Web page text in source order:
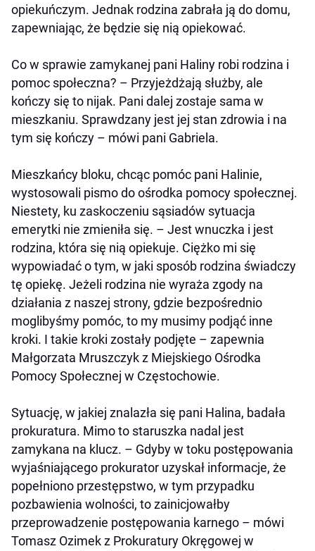
opiekuńczym. Jednak rodzina zabrała ją do domu,
zapewniając, że będzie się nią opiekować.
Co w sprawie zamykanej pani Haliny robi rodzina i
pomoc społeczna? – Przyjeżdżają służby, ale
kończy się to nijak. Pani dalej zostaje sama w
mieszkaniu. Sprawdzany jest jej stan zdrowia i na
tym się kończy – mówi pani Gabriela.
Mieszkańcy bloku, chcąc pomóc pani Halinie,
wystosowali pismo do ośrodka pomocy społecznej.
Niestety, ku zaskoczeniu sąsiadów sytuacja
emerytki nie zmieniła się. – Jest wnuczka i jest
rodzina, która się nią opiekuje. Ciężko mi się
wypowiadać o tym, w jaki sposób rodzina świadczy
tę opiekę. Jeżeli rodzina nie wyraża zgody na
działania z naszej strony, gdzie bezpośrednio
moglibyśmy pomóc, to my musimy podjąć inne
kroki. I takie kroki zostały podjęte – zapewnia
Małgorzata Mruszczyk z Miejskiego Ośrodka
Pomocy Społecznej w Częstochowie.
Sytuację, w jakiej znalazła się pani Halina, badała
prokuratura. Mimo to staruszka nadal jest
zamykana na klucz. – Gdyby w toku postępowania
wyjaśniającego prokurator uzyskał informacje, że
popełniono przestępstwo, w tym przypadku
pozbawienia wolności, to zainicjowałby
przeprowadzenie postępowania karnego – mówi
Tomasz Ozimek z Prokuratury Okręgowej w